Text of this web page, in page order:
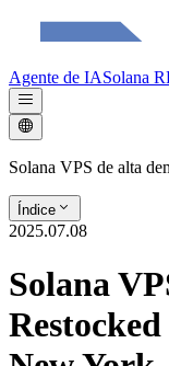
Agente de IASolana
Solana VPS de alta
Índice
2025.07.08
Solana